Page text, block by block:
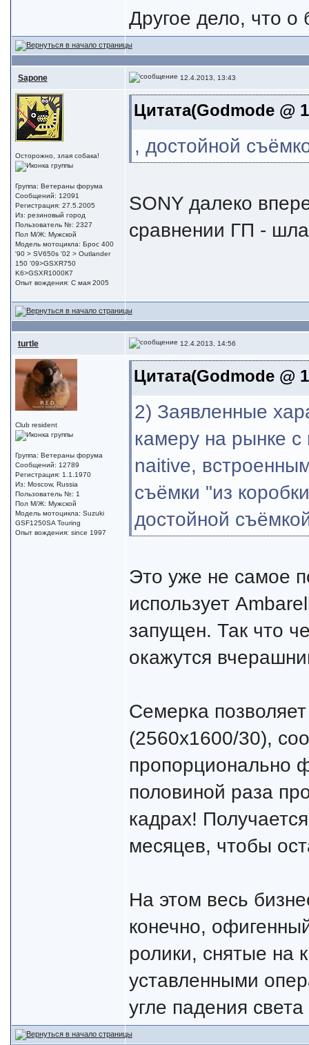
Другое дело, что о
Sapone 12.4.2013, 13:43
Осторожно, злая собака!
Группа: Ветераны форума
Сообщений: 12091
Регистрация: 27.5.2005
Из: резиновый город
Пользователь №: 2327
Пол М/Ж: Мужской
Модель мотоцикла: Брос 400
'90 > SV650s '02 > Outlander
150 '09>GSXR750
K6>GSXR1000К7
Опыт вождения: С мая 2005
Цитата(Godmode @
, достойной
SONY далеко
сравнении ГП -
turtle 12.4.2013, 14:56
Club resident
Группа: Ветераны форума
Сообщений: 12789
Регистрация: 1.1.1970
Из: Moscow, Russia
Пользователь №: 1
Пол М/Ж: Мужской
Модель мотоцикла: Suzuki
GSF1250SA Touring
Опыт вождения: since 1997
Цитата(Godmode @
2) Заявленные
камеру на рынке
naitive,
съёмки "из
достойной
Это уже не самое
использует
запущен. Так что
окажутся
Семерка
(2560x1600/30),
пропорционально
половиной раза
кадрах!
месяцев, чтобы
На этом весь
конечно,
ролики, снятые на
уставленными
угле падения